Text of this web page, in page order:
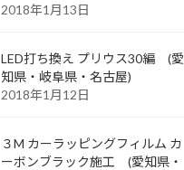
2018年1月13日
LED打ち換え プリウス30編 (愛
知県・岐阜県・名古屋)
2018年1月12日
３M カーラッピングフィルム カ
ーボンブラック施工 (愛知県・